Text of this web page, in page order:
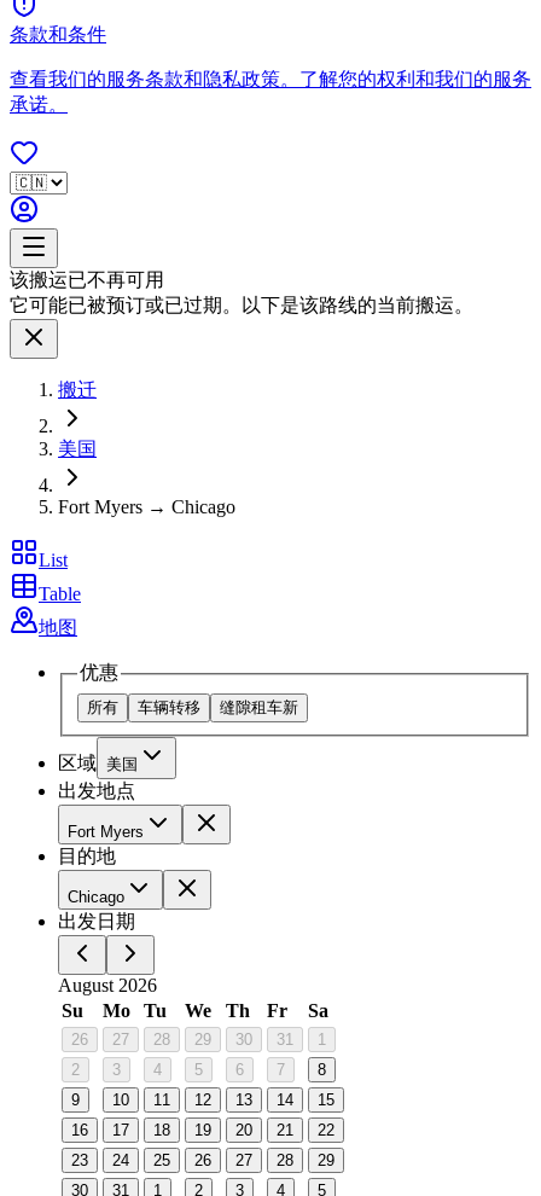
条款和条件
查看我们的服务条款和隐私政策。了解您的权利和我们的服务
承诺。
该搬运已不再可用
它可能已被预订或已过期。以下是该路线的当前搬运。
搬迁
美国
Fort Myers → Chicago
List
Table
地图
优惠
所有 车辆转移 缝隙租车新
区域 美国
出发地点
Fort Myers
目的地
Chicago
出发日期
August 2026
Su
Mo Tu We Th Fr Sa
26 27 28 29 30 31
1
2
3 4 5 6 7
8
9
10 11 12 13 14
15
16
17 18 19 20 21
22
23
24 25 26 27 28
29
30
31 1 2 3 4 5